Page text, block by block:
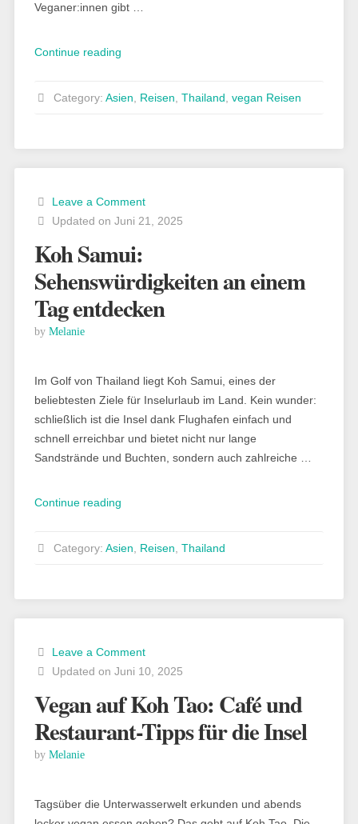
Veganer:innen gibt …
Continue reading„Vegan
Restaurant-
Tipps“
Category: Asien Reisen Thailand vegan Reisen
Leave a Comment
Updated on Juni 21, 2025
Koh Samui:
Sehenswürdigkeiten an einem
Tag entdecken
by Melanie
Im Golf von Thailand liegt Koh Samui, eines der
beliebtesten Ziele für Inselurlaub im Land. Kein wunder:
schließlich ist die Insel dank Flughafen einfach und
schnell erreichbar und bietet nicht nur lange
Sandstrände und Buchten, sondern auch zahlreiche …
Continue reading„Koh
Tag
entdecken“
Category: Asien Reisen Thailand
Leave a Comment
Updated on Juni 10, 2025
Vegan auf Koh Tao: Café und
Restaurant-Tipps für die Insel
by Melanie
Tagsüber die Unterwasserwelt erkunden und abends